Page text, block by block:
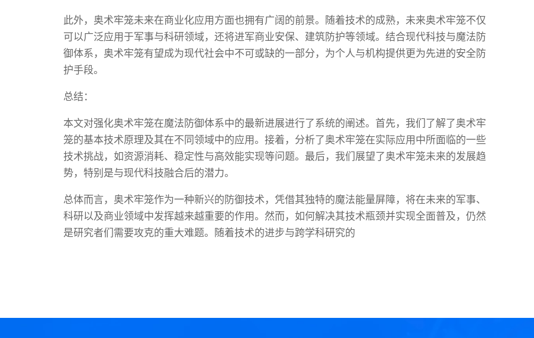
此外，奥术牢笼未来在商业化应用方面也拥有广阔的前景。随着技术的成熟，未来奥术牢笼不仅
可以广泛应用于军事与科研领域，还将进军商业安保、建筑防护等领域。结合现代科技与魔法防
御体系，奥术牢笼有望成为现代社会中不可或缺的一部分，为个人与机构提供更为先进的安全防
护手段。
总结：
本文对强化奥术牢笼在魔法防御体系中的最新进展进行了系统的阐述。首先，我们了解了奥术牢
笼的基本技术原理及其在不同领域中的应用。接着，分析了奥术牢笼在实际应用中所面临的一些
技术挑战，如资源消耗、稳定性与高效能实现等问题。最后，我们展望了奥术牢笼未来的发展趋
势，特别是与现代科技融合后的潜力。
总体而言，奥术牢笼作为一种新兴的防御技术，凭借其独特的魔法能量屏障，将在未来的军事、
科研以及商业领域中发挥越来越重要的作用。然而，如何解决其技术瓶颈并实现全面普及，仍然
是研究者们需要攻克的重大难题。随着技术的进步与跨学科研究的